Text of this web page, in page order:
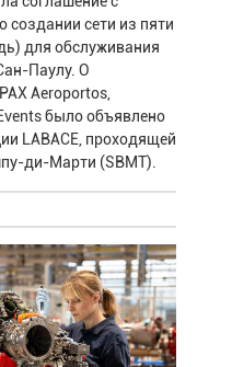
создании сети из пяти
для обслуживания
Паулу. О
Aeroportos,
было объявлено
LABACE, проходящей
ди-Марти (SBMT).